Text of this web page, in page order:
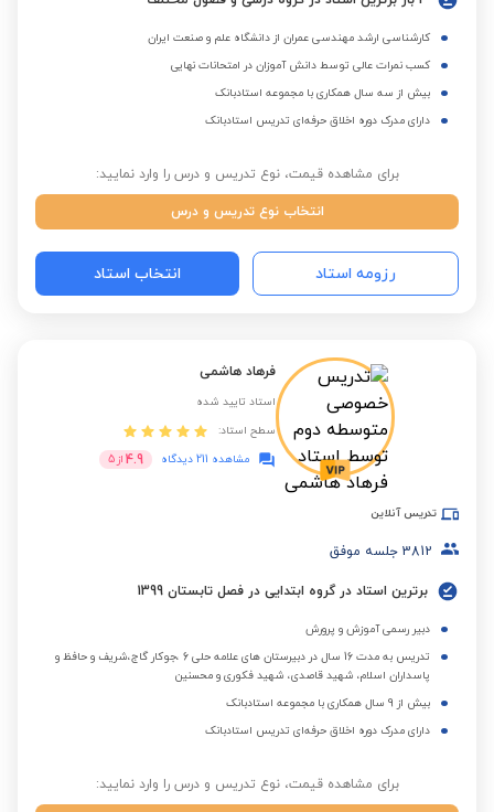
کارشناسی ارشد مهندسی عمران از دانشگاه علم و صنعت ایران
کسب نمرات عالی توسط دانش آموزان در امتحانات نهایی
بیش از سه سال همکاری با مجموعه استادبانک
دارای مدرک دوره اخلاق حرفه‌ای تدریس استادبانک
برای مشاهده قیمت، نوع تدریس و درس را وارد نمایید:
انتخاب نوع تدریس و درس
رزومه استاد انتخاب استاد
فرهاد هاشمی
استاد تایید شده
سطح استاد:
مشاهده 211 دیدگاه
4.9 از 5
تدریس آنلاین
3812 جلسه موفق
برترین استاد در گروه ابتدایی در فصل تابستان 1399
دبیر رسمی آموزش و پرورش
تدریس به مدت 16 سال در دبیرستان های علامه حلی 6 ،جوکار گاج،شریف و حافظ و
پاسداران اسلام، شهید قاصدی، شهید فکوری و محسنین
بیش از 9 سال همکاری با مجموعه استادبانک
دارای مدرک دوره اخلاق حرفه‌ای تدریس استادبانک
برای مشاهده قیمت، نوع تدریس و درس را وارد نمایید: